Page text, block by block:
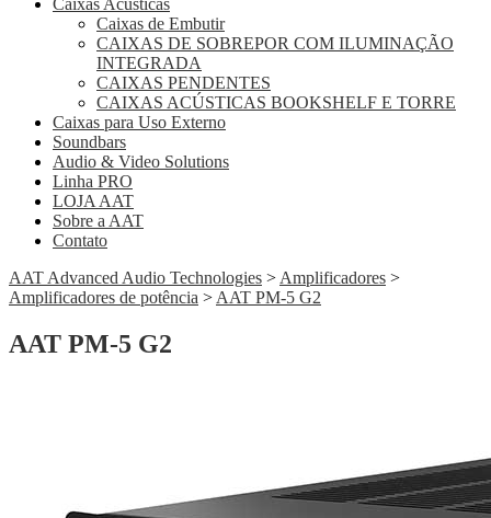
Caixas Acústicas
Caixas de Embutir
CAIXAS DE SOBREPOR COM ILUMINAÇÃO
INTEGRADA
CAIXAS PENDENTES
CAIXAS ACÚSTICAS BOOKSHELF E TORRE
Caixas para Uso Externo
Soundbars
Audio & Video Solutions
Linha PRO
LOJA AAT
Sobre a AAT
Contato
AAT Advanced Audio Technologies > Amplificadores >
Amplificadores de potência > AAT PM-5 G2
AAT PM-5 G2